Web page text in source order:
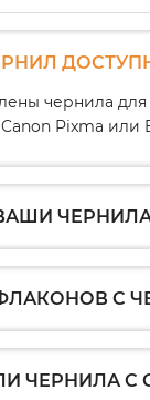
чернила
Pixma или
С
ЧЕРНИЛА С